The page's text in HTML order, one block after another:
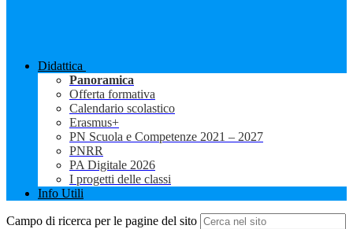
Didattica
Panoramica
Offerta formativa
Calendario scolastico
Erasmus+
PN Scuola e Competenze 2021 – 2027
PNRR
PA Digitale 2026
I progetti delle classi
Info Utili
Campo di ricerca per le pagine del sito